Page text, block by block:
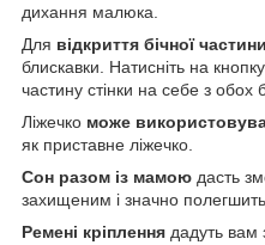
дихання малюка.
Для відкриття бічної частини
блискавки. Натисніть на
частину стінки на себе з обох
Ліжечко може
як приставне ліжечко.
Сон разом із мамою дасть
захищеним і значно полегшить
Ремені кріплення дадуть вам